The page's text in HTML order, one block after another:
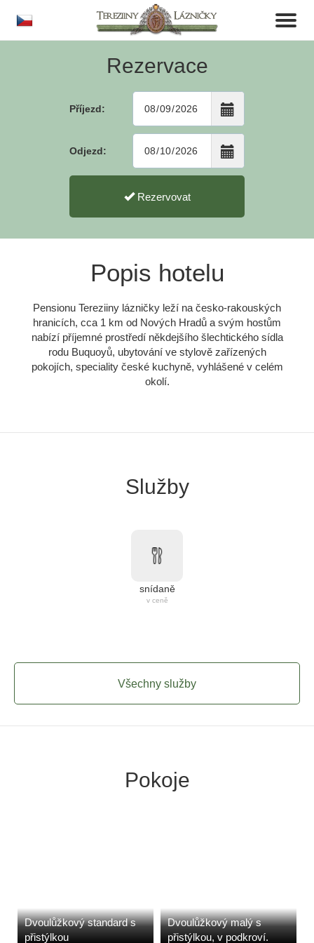
Toggle
Rezervace
Příjezd:
Odjezd:
Rezervovat
Popis hotelu
Pensionu Tereziiny lázničky leží na česko-rakouských
hranicích, cca 1 km od Nových Hradů a svým hostům
nabízí příjemné prostředí někdejšího šlechtického sídla
rodu Buquoyů, ubytování ve stylově zařízených
pokojích, speciality české kuchyně, vyhlášené v celém
okolí.
Služby
snídaně
v ceně
Všechny služby
Pokoje
Dvoulůžkový standard s
přistýlkou
Dvoulůžkový malý s
přistýlkou, v podkroví.